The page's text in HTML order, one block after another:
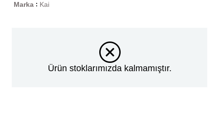
Marka : Kai
Ürün stoklarımızda kalmamıştır.